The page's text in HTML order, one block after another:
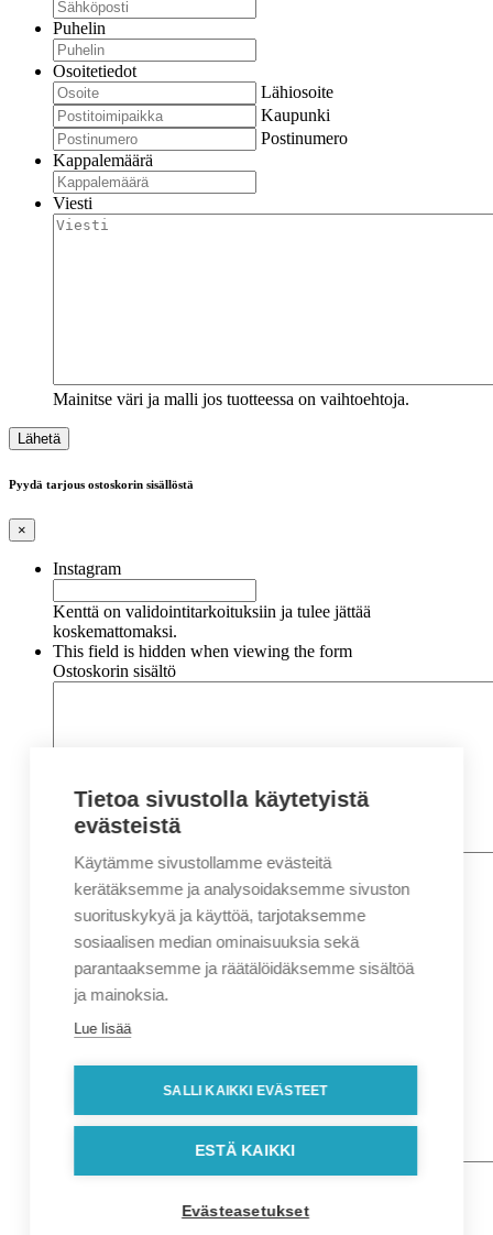
Puhelin
Osoitetiedot
Lähiosoite
Kaupunki
Postinumero
Kappalemäärä
Viesti
Mainitse väri ja malli jos tuotteessa on vaihtoehtoja.
Pyydä tarjous ostoskorin sisällöstä
×
Instagram
Kenttä on validointitarkoituksiin ja tulee jättää
koskemattomaksi.
This field is hidden when viewing the form
Ostoskorin sisältö
Nimi*
Etunimi
Sukunimi
Sähköposti*
Puhelin*
Osoitetiedot
Lähiosoite
Postinumero
Tietoa sivustolla käytetyistä
evästeistä
Käytämme sivustollamme evästeitä
kerätäksemme ja analysoidaksemme sivuston
suorituskykyä ja käyttöä, tarjotaksemme
sosiaalisen median ominaisuuksia sekä
parantaaksemme ja räätälöidäksemme sisältöä
ja mainoksia.
Lue lisää
SALLI KAIKKI EVÄSTEET
ESTÄ KAIKKI
Evästeasetukset